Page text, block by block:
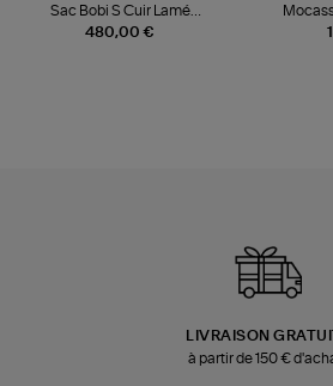
480,00 €
Sac Bobi S Cuir Lamé
Champagne
LIVRAISON
à partir de 150 €